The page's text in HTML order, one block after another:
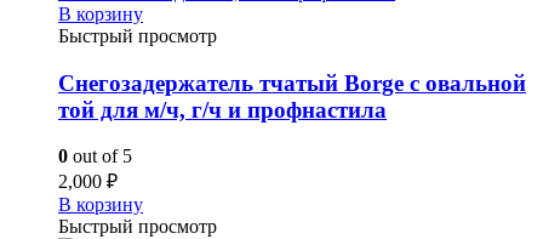
В корзину
Быстрый просмотр
Снегозадержатель тчатый Borge с овальной
той для м/ч, г/ч и профнастила
0 out of 5
2,000 ₽
В корзину
Быстрый просмотр